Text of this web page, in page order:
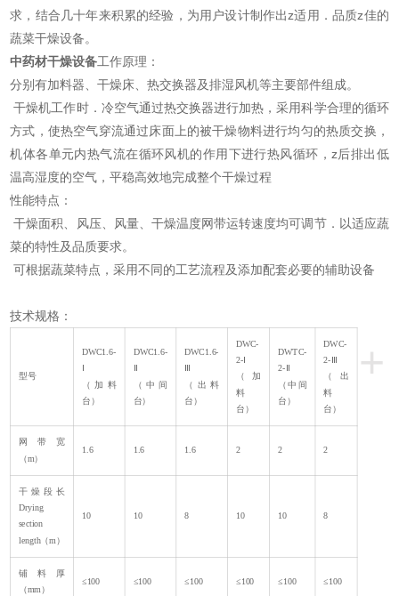
求，结合几十年来积累的经验，为用户设计制作出z适用．品质z佳的
蔬菜干燥设备。
中药材干燥设备工作原理：
分别有加料器、干燥床、热交换器及排湿风机等主要部件组成。
干燥机工作时．冷空气通过热交换器进行加热，采用科学合理的循环
方式，使热空气穿流通过床面上的被干燥物料进行均匀的热质交换，
机体各单元内热气流在循环风机的作用下进行热风循环，z后排出低
温高湿度的空气，平稳高效地完成整个干燥过程
性能特点：
干燥面积、风压、风量、干燥温度网带运转速度均可调节．以适应蔬
菜的特性及品质要求。
可根据蔬菜特点，采用不同的工艺流程及添加配套必要的辅助设备
技术规格：
+
型号
DWC1.6-
（加料
台）
DWC1.6-
（中间
台）
DWC1.6-
（出料
台）
DWC-
2-Ⅰ
（加
料
台）
DWTC-
2-Ⅱ
（中间
台）
DWC-
2-Ⅲ
（出
料
台）
网带宽
（m）
1.6 1.6 1.6 2 2 2
干燥段长
Drying
section
length（m）
10 10 8 10 10 8
铺料厚
（mm）
≤100 ≤100 ≤100 ≤100 ≤100 ≤100